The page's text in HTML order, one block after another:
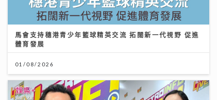
馬會支持穗港青少年籃球精英交流 拓闊新一代視野 促進
體育發展
01/08/2026